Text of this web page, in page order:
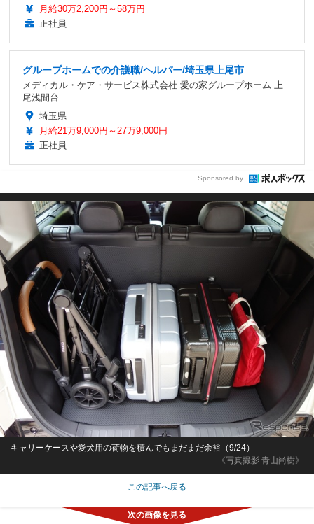
月給30万2,200円～58万円
正社員
グループホームでの介護職/ヘルパー/埼玉県上尾市
メディカル・ケア・サービス株式会社 愛の家グループホーム 上
尾浅間台
埼玉県
月給21万9,000円～27万9,000円
正社員
Sponsored by
《写真撮影 青山尚樹》
キャリーケースや愛犬用の荷物を積んでもまだまだ余裕（9/24）
この記事へ戻る